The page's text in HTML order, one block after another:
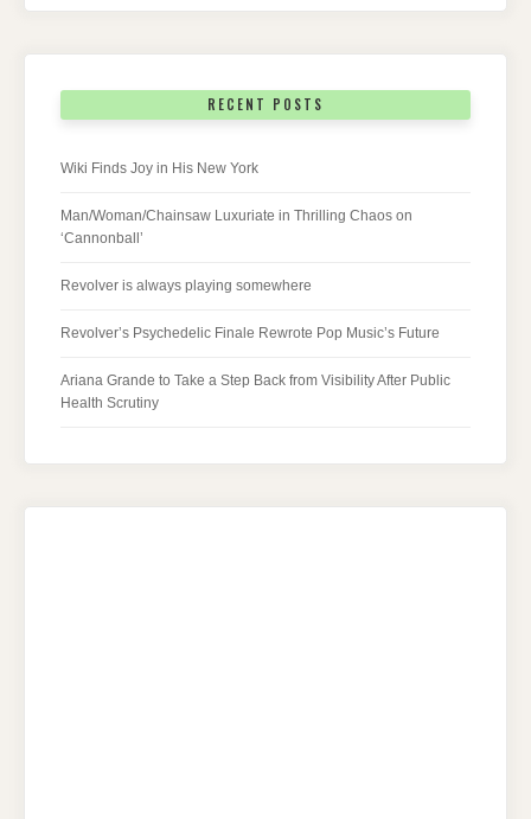
RECENT POSTS
Wiki Finds Joy in His New York
Man/Woman/Chainsaw Luxuriate in Thrilling Chaos on
‘Cannonball’
Revolver is always playing somewhere
Revolver’s Psychedelic Finale Rewrote Pop Music’s Future
Ariana Grande to Take a Step Back from Visibility After Public
Health Scrutiny